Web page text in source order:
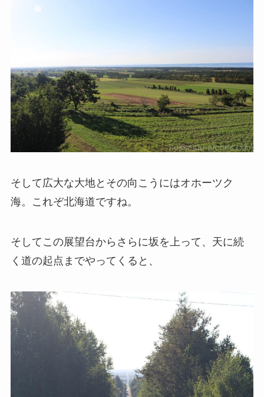
そして広大な大地とその向こうにはオホーツク
海。これぞ北海道ですね。
そしてこの展望台からさらに坂を上って、天に続
く道の起点までやってくると、